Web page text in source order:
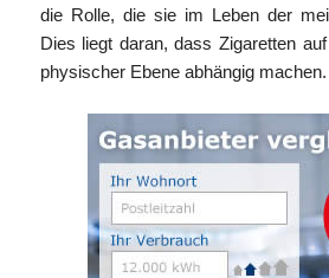
die Rolle, die sie im Leben der
Dies liegt daran, dass Zigaretten
physischer Ebene abhängig machen.